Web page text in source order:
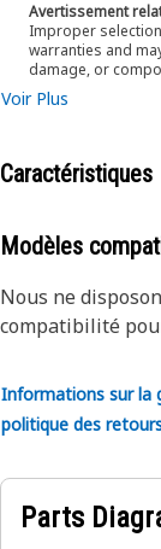
Avertissement
Improper
warranties and
damage, or
Voir Plus
Caractéristiques
Modèles
Nous ne
compatibilité
Informations sur la
politique des
Parts